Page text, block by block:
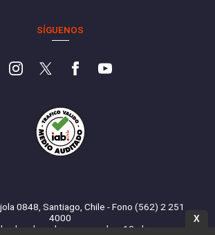
SÍGUENOS
0848, Santiago, Chile - Fono (562) 2 251
4000
los derechos reservados. 13.cl
X